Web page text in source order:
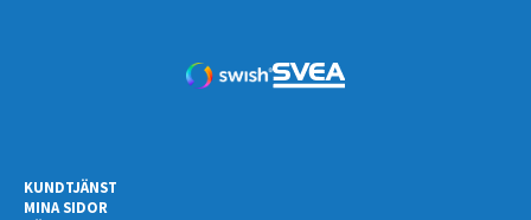
KUNDTJÄNST
MINA SIDOR